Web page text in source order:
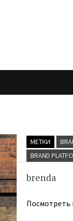
МЕТКИ
BRAND
brenda
Посмотреть